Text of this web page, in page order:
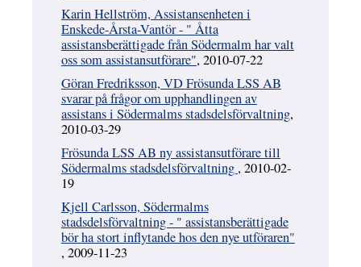
Karin Hellström, Assistansenheten i
Enskede-Årsta-Vantör - " Åtta
assistansberättigade från Södermalm har valt
oss som assistansutförare", 2010-07-22
Göran Fredriksson, VD Frösunda LSS AB
svarar på frågor om upphandlingen av
assistans i Södermalms stadsdelsförvaltning,
2010-03-29
Frösunda LSS AB ny assistansutförare till
Södermalms stadsdelsförvaltning , 2010-02-
19
Kjell Carlsson, Södermalms
stadsdelsförvaltning - " assistansberättigade
bör ha stort inflytande hos den nye utföraren"
, 2009-11-23